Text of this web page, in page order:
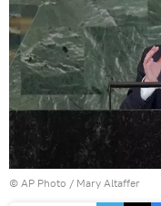
© AP Photo / Mary Altaffer